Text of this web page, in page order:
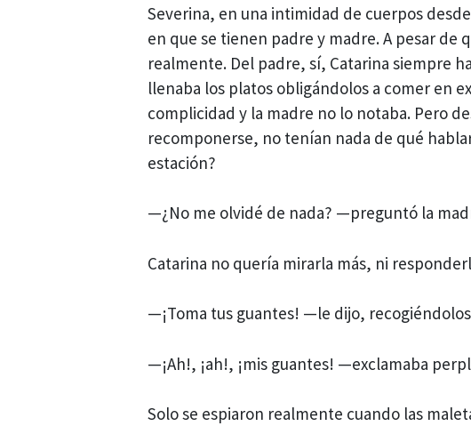
Severina, en una intimidad de cuerpos
en que se tienen padre y madre. A pesar de
realmente. Del padre, sí, Catarina siempre
llenaba los platos obligándolos a comer en
complicidad y la madre no lo notaba. Pero
recomponerse, no tenían nada de qué
estación?
—¿No me olvidé de nada? —preguntó la
Catarina no quería mirarla más, ni
—¡Toma tus guantes! —le dijo,
—¡Ah!, ¡ah!, ¡mis guantes! —exclamaba
Solo se espiaron realmente cuando las